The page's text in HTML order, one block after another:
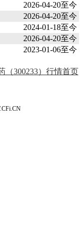
2026-04-20至今
2026-04-20至今
2024-01-18至今
2026-04-20至今
2023-01-06至今
（300233）行情首页